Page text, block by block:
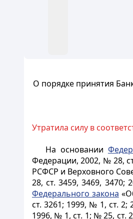
О порядке принятия
Утратила силу в
На основании
Федерации, 2002, № 28,
РСФСР и Верховного
28, ст. 3459, 3469,
Федерального закона
ст. 3261; 1999, № 1, ст. 2;
1996, № 1, ст. 1; № 25, ст.